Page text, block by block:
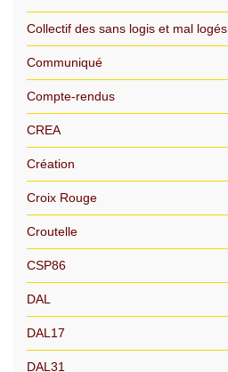
Collectif des sans logis et mal logés
Communiqué
Compte-rendus
CREA
Création
Croix Rouge
Croutelle
CSP86
DAL
DAL17
DAL31